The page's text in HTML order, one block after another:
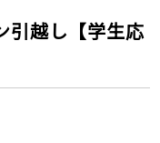
引越し【学生応